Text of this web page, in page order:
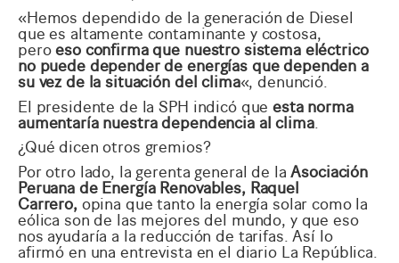
«Hemos dependido de la generación de Diesel
que es altamente contaminante y costosa,
peroeso confirma que nuestro sistema eléctrico
no puede depender de energías que dependen a
su vez de la situación del clima«, denunció.
El presidente de la SPH indicó queesta norma
aumentaría nuestra dependencia al clima.
¿Qué dicen otros gremios?
Por otro lado, la gerenta general de laAsociación
Peruana de Energía Renovables, Raquel
Carrero, opina que tanto la energía solar como la
eólica son de las mejores del mundo, y que eso
nos ayudaría a la reducción de tarifas. Así lo
afirmó en una entrevista en el diario La República.